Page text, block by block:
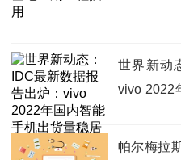
世界新动
vivo 2022
帕尔梅拉